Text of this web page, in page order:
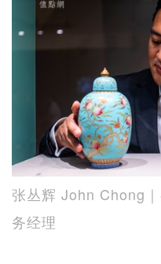
张丛辉 John Chong
务经理